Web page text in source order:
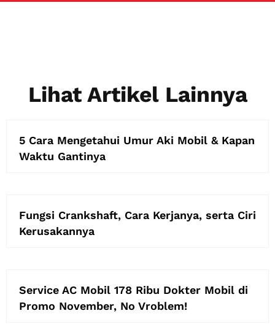
Lihat Artikel Lainnya
5 Cara Mengetahui Umur Aki Mobil & Kapan
Waktu Gantinya
Fungsi Crankshaft, Cara Kerjanya, serta Ciri
Kerusakannya
Service AC Mobil 178 Ribu Dokter Mobil di
Promo November, No Vroblem!